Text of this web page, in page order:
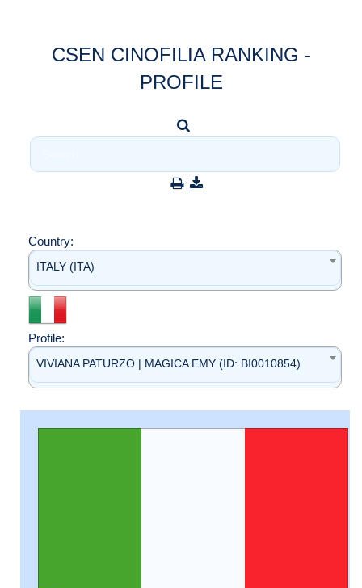
CSEN CINOFILIA RANKING -
PROFILE
Country:
ITALY (ITA)
Profile:
VIVIANA PATURZO | MAGICA EMY (ID: BI0010854)